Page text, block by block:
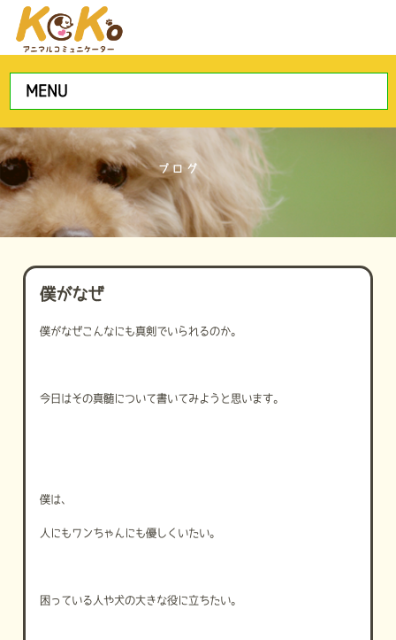
MENU
ブログ
僕がなぜ
僕がなぜこんなにも真剣でいられるのか。
今日はその真髄について書いてみようと思います。
僕は、
人にもワンちゃんにも優しくいたい。
困っている人や犬の大きな役に立ちたい。